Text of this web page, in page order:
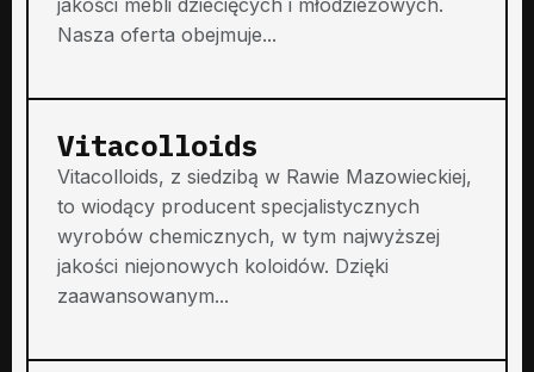
Nasza oferta obejmuje...
Vitacolloids
Vitacolloids, z siedzibą w Rawie Mazowieckiej,
to wiodący producent specjalistycznych
wyrobów chemicznych, w tym najwyższej
jakości niejonowych koloidów. Dzięki
zaawansowanym...